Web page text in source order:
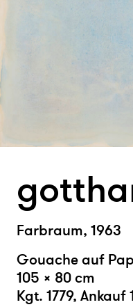
Farbraum, 1963
Gouache auf
105 × 80 cm
Kgt. 1779, Ankauf